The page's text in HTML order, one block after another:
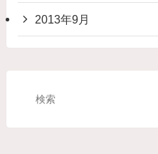
2013年9月